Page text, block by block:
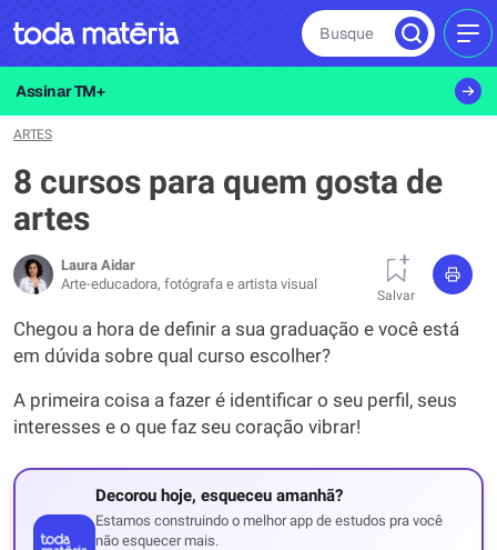
Busque
Assinar TM+
ARTES
8 cursos para quem gosta de
artes
Laura Aidar
Arte-educadora, fotógrafa e artista visual
Salvar
Chegou a hora de definir a sua graduação e você está
em dúvida sobre qual curso escolher?
A primeira coisa a fazer é identificar o seu perfil, seus
interesses e o que faz seu coração vibrar!
Decorou hoje, esqueceu amanhã?
Estamos construindo o melhor app de estudos pra você
não esquecer mais.